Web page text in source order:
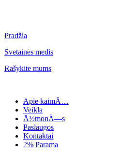
Pradžia
Svetainės medis
Rašykite mums
Apie kaimÄ…
Veikla
Å½monÄ—s
Paslaugos
Kontaktai
2% Parama